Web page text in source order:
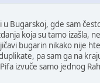
u Bugarskoj, gde sam
koja su tamo izašla,
bugarin nikako nije
pa sam ga na
izvuče samo jednog